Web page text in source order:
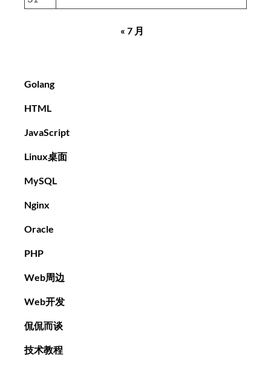
« 7 月
Golang
HTML
JavaScript
Linux桌面
MySQL
Nginx
Oracle
PHP
Web周边
Web开发
侃侃而谈
技术教程